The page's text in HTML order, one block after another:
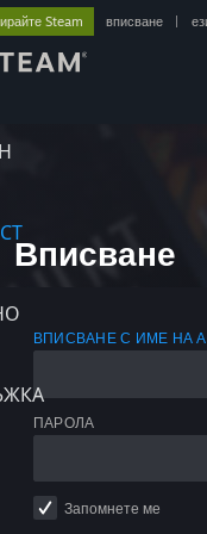
Steam вписване
Вписване
ВПИСВАНЕ С ИМЕ НА
ПАРОЛА
Запомнете ме